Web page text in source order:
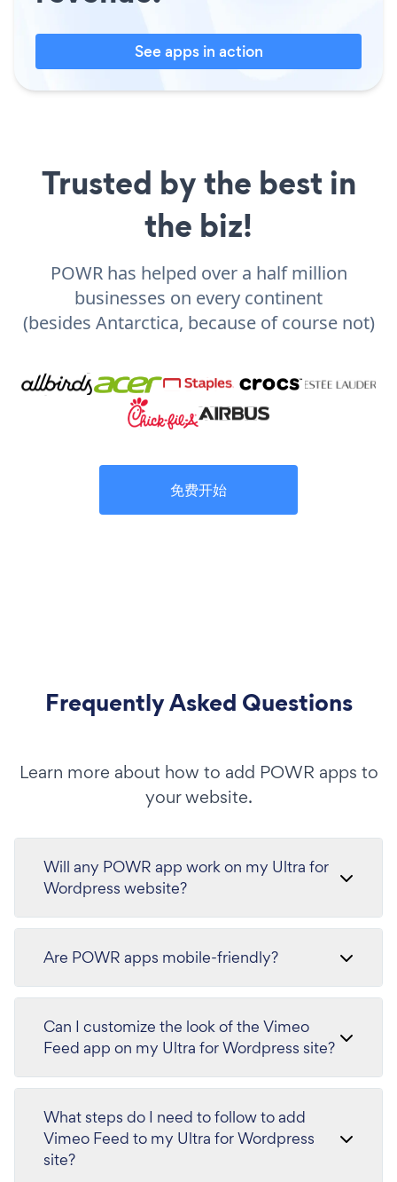
See apps in action
Trusted by the best in
the biz!
POWR has helped over a half million
businesses on every continent
(besides Antarctica, because of course not)
免费开始
Frequently Asked Questions
Learn more about how to add POWR apps to
your website.
Will any POWR app work on my Ultra for
Wordpress website?
Are POWR apps mobile-friendly?
Can I customize the look of the Vimeo
Feed app on my Ultra for Wordpress site?
What steps do I need to follow to add
Vimeo Feed to my Ultra for Wordpress
site?